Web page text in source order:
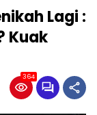
Lagi :
Kuak
364